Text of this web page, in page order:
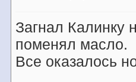
Загнал Калинку
поменял масло.
Все оказалось